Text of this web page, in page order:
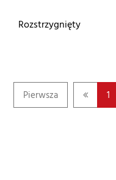
Rozstrzygnięty
Pierwsza 1